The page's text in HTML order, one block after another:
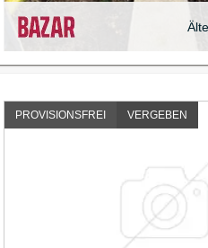
PROVISIONSFREI VERGEBEN